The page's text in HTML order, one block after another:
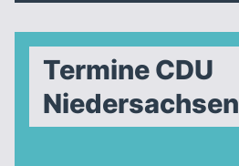
Termine CDU
Niedersachsen